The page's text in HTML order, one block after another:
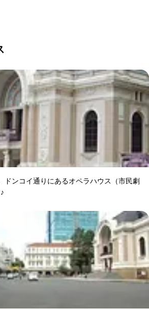
ドンコイ通りにあるオペラハウス（市民劇